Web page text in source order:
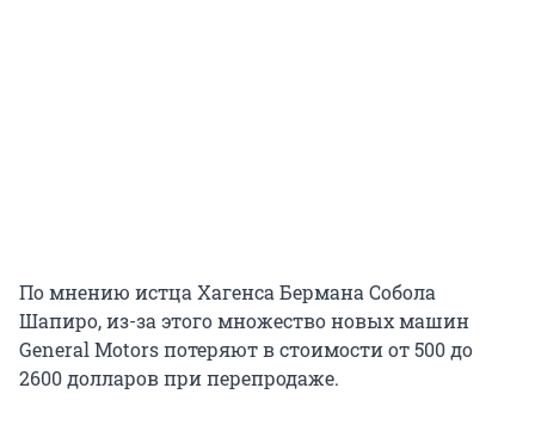
По мнению истца Хагенса Бермана Собола
Шапиро, из-за этого множество новых машин
General Motors потеряют в стоимости от 500 до
2600 долларов при перепродаже.